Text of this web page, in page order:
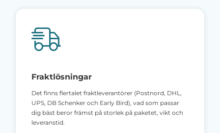
Fraktlösningar
Det finns flertalet fraktleverantörer (Postnord, DHL,
UPS, DB Schenker och Early Bird), vad som passar
dig bäst beror främst på storlek på paketet, vikt och
leveranstid.